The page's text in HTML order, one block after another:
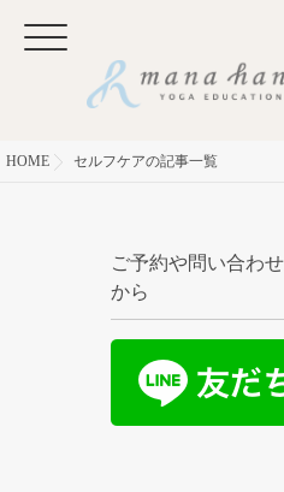
HOME セルフケアの記事一覧
ご予約や問い合わ
から